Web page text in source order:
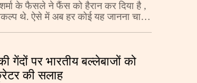
के फैसले ने फैंस को हैरान कर दिया है ,
थे. ऐसे में अब हर कोई यह जानना चाह
गेंदों पर भारतीय बल्लेबाजों को
की सलाह